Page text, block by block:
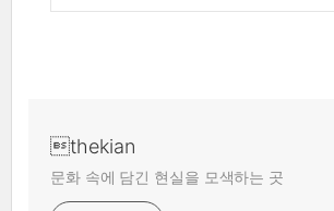
thekian
문화 속에 담긴 현실을 모색하는 곳